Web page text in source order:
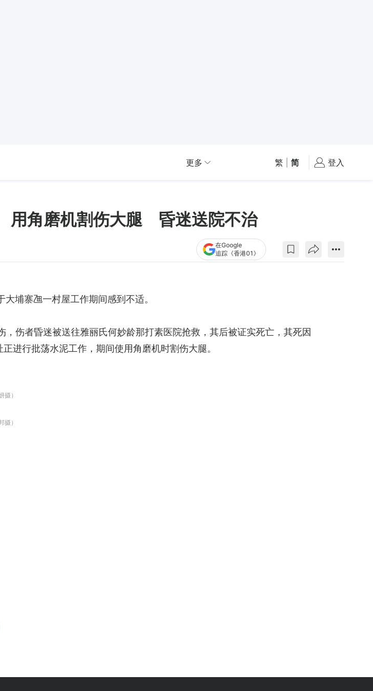
更多 繁 简 登入
用角磨机割伤大腿 昏迷送院不治
在Google
追踪《香港01》
埔寨乪一村屋工作期间感到不适。
伤者昏迷被送往雅丽氏何妙龄那打素医院抢救，其后被证实死亡，其死因
进行批荡水泥工作，期间使用角磨机时割伤大腿。
）
）